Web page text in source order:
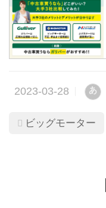
あ
ビッグモーター